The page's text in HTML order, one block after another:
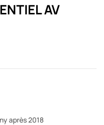
AV
après 2018